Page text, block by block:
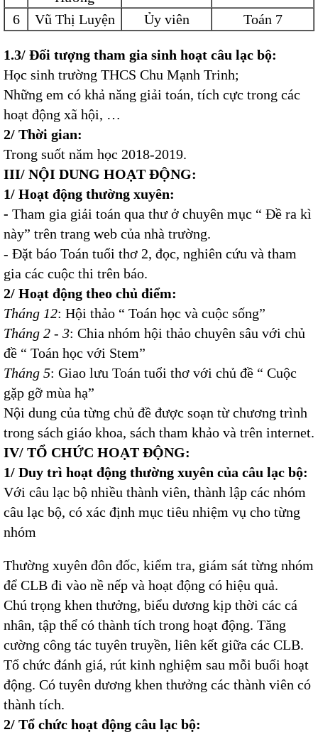
6
Vũ Thị Luyện Ủy viên Toán 7
1.3/ Đối tượng tham gia sinh hoạt câu lạc bộ:
Học sinh trường THCS Chu Mạnh Trinh;
Những em có khả năng giải toán, tích cực trong các
hoạt động xã hội, …
2/ Thời gian:
Trong suốt năm học 2018-2019.
III/ NỘI DUNG HOẠT ĐỘNG:
1/ Hoạt động thường xuyên:
- Tham gia giải toán qua thư ở chuyên mục “ Đề ra kì
này” trên trang web của nhà trường.
- Đặt báo Toán tuổi thơ 2, đọc, nghiên cứu và tham
gia các cuộc thi trên báo.
2/ Hoạt động theo chủ điểm:
Tháng 12: Hội thảo “ Toán học và cuộc sống”
Tháng 2 - 3: Chia nhóm hội thảo chuyên sâu với chủ
đề “ Toán học với Stem”
Tháng 5: Giao lưu Toán tuổi thơ với chủ đề “ Cuộc
gặp gỡ mùa hạ”
Nội dung của từng chủ đề được soạn từ chương trình
trong sách giáo khoa, sách tham khảo và trên internet.
IV/ TỔ CHỨC HOẠT ĐỘNG:
1/ Duy trì hoạt động thường xuyên của câu lạc bộ:
Với câu lạc bộ nhiều thành viên, thành lập các nhóm
câu lạc bộ, có xác định mục tiêu nhiệm vụ cho từng
nhóm
Thường xuyên đôn đốc, kiểm tra, giám sát từng nhóm
để CLB đi vào nề nếp và hoạt động có hiệu quả.
Chú trọng khen thưởng, biểu dương kịp thời các cá
nhân, tập thể có thành tích trong hoạt động. Tăng
cường công tác tuyên truyền, liên kết giữa các CLB.
Tổ chức đánh giá, rút kinh nghiệm sau mỗi buổi hoạt
động. Có tuyên dương khen thưởng các thành viên có
thành tích.
2/ Tổ chức hoạt động câu lạc bộ: